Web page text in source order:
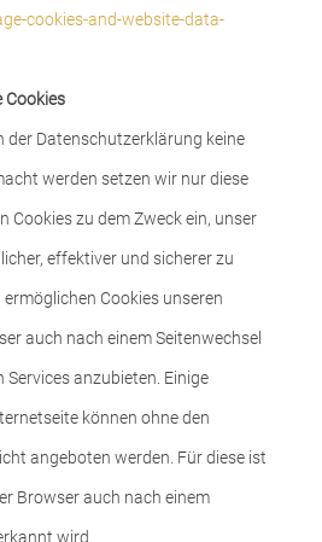
cookies-and-website-data-
Cookies
der Datenschutzerklärung keine
werden setzen wir nur diese
Cookies zu dem Zweck ein, unser
effektiver und sicherer zu
ermöglichen Cookies unseren
auch nach einem Seitenwechsel
Services anzubieten. Einige
können ohne den
angeboten werden. Für diese ist
Browser auch nach einem
wird.